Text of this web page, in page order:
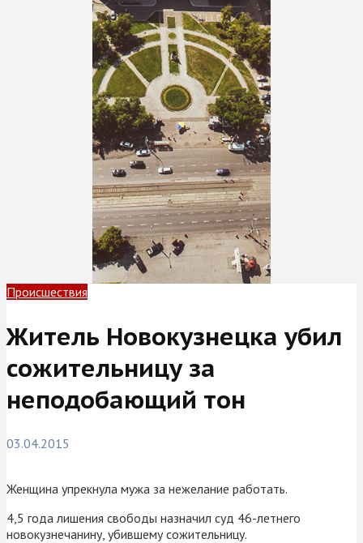
Происшествия
Житель Новокузнецка убил
сожительницу за
неподобающий тон
03.04.2015
Женщина упрекнула мужа за нежелание работать.
4,5 года лишения свободы назначил суд 46-летнего
новокузнечанину, убившему сожительницу.